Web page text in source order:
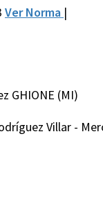
Ver Norma |
GHIONE (MI)
Villar -